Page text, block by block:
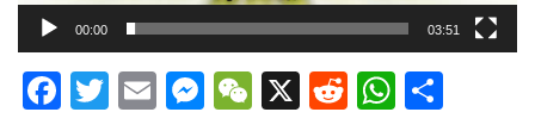
00:00 03:51
Facebook
Twitter
EmailMessenger
WeChat
X Reddit